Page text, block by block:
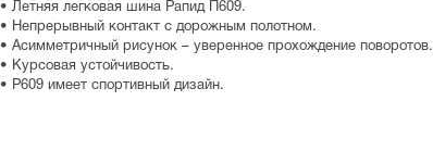
• Летняя легковая шина Рапид П609.
• Непрерывный контакт с дорожным полотном.
• Асимметричный рисунок – уверенное прохождение поворотов.
• Курсовая устойчивость.
• P609 имеет спортивный дизайн.